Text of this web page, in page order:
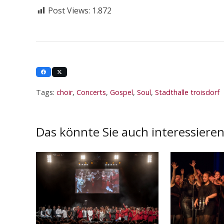
Post Views: 1.872
Tags: choir, Concerts, Gospel, Soul, Stadthalle troisdorf
Das könnte Sie auch